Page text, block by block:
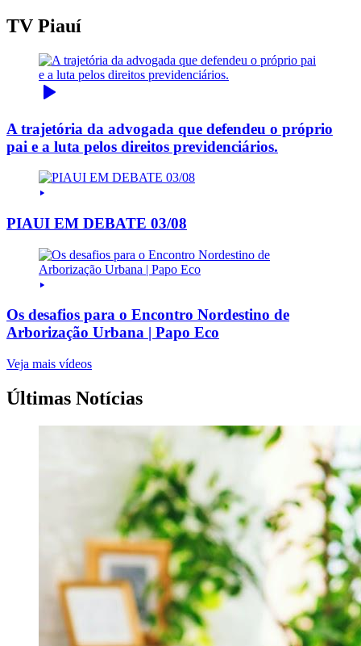
TV Piauí
A trajetória da advogada que defendeu o próprio
pai e a luta pelos direitos previdenciários.
PIAUI EM DEBATE 03/08
Os desafios para o Encontro Nordestino de
Arborização Urbana | Papo Eco
Veja mais vídeos
Últimas Notícias